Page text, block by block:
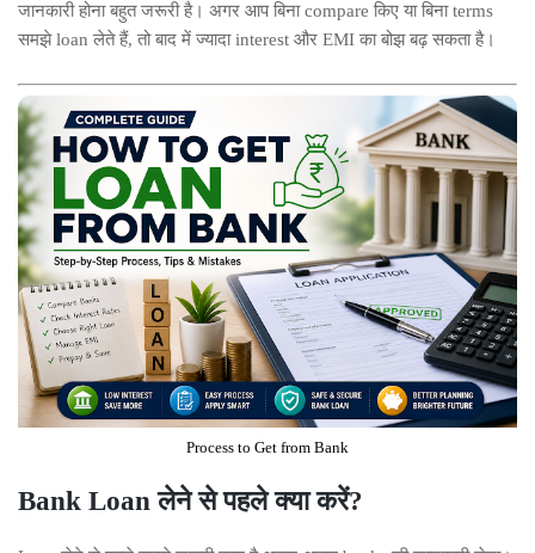
जानकारी होना बहुत जरूरी है। अगर आप बिना compare किए या बिना terms
समझे loan लेते हैं, तो बाद में ज्यादा interest और EMI का बोझ बढ़ सकता है।
Process to Get from Bank
Bank Loan लेने से पहले क्या करें?